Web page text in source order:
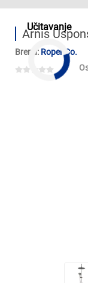
Učitavanje
Arnis
Brend: Roper Co.